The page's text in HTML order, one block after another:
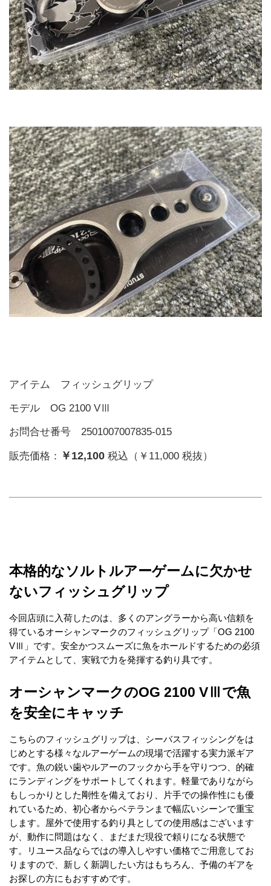
アイテム フィッシュグリップ
モデル OG 2100 VⅢ
お問合せ番号 2501007007835-015
販売価格： ￥12,100 税込（￥11,000 税抜）
本格的なソルトルアーゲームに欠かせ
ないフィッシュグリップ
今回店頭に入荷したのは、多くのアングラーから高い信頼を
得ているオーシャンマークのフィッシュグリップ「OG 2100
VⅢ」です。安全かつスムーズに魚をホールドするための必須
アイテムとして、実戦で力を発揮する釣り具です。
オーシャンマークのOG 2100 VⅢで魚
を安全にキャッチ
こちらのフィッシュグリップは、シーバスフィッシングをは
じめとする様々なルアーゲームの現場で活躍する実力派ギア
です。魚の鋭い歯やルアーのフックから手を守りつつ、的確
にランディングをサポートしてくれます。軽量でありながら
もしっかりとした剛性を備えており、片手での操作性にも優
れているため、初心者からベテランまで幅広いシーンで重宝
します。屋外で使用する釣り具としての使用感はございます
が、動作に問題はなく、まだまだ現役で頼りになる状態で
す。リユース品ならではの導入しやすい価格でご用意してお
りますので、新しく新調したい方はもちろん、予備のギアを
お探しの方にもおすすめです。